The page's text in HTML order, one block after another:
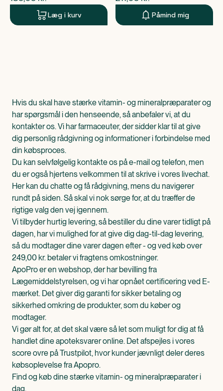
Læg i kurv Påmind mig
Hvis du skal have stærke vitamin- og mineralpræparater og
har spørgsmål i den henseende, så anbefaler vi, at du
kontakter os. Vi har farmaceuter, der sidder klar til at give
dig personlig rådgivning og informationer i forbindelse med
din købsproces.
Du kan selvfølgelig kontakte os på e-mail og telefon, men
du er også hjertens velkommen til at skrive i vores livechat.
Her kan du chatte og få rådgivning, mens du navigerer
rundt på siden. Så skal vi nok sørge for, at du træffer de
rigtige valg den vej igennem.
Vi tilbyder hurtig levering, så bestiller du dine varer tidligt på
dagen, har vi mulighed for at give dig dag-til-dag levering,
så du modtager dine varer dagen efter - og ved køb over
249,00 kr. betaler vi fragtens omkostninger.
ApoPro er en webshop, der har bevilling fra
Lægemiddelstyrelsen, og vi har opnået certificering ved E-
mærket. Det giver dig garanti for sikker betaling og
sikkerhed omkring de produkter, som du køber og
modtager.
Vi gør alt for, at det skal være så let som muligt for dig at få
handlet dine apoteksvarer online. Det afspejles i vores
score ovre på Trustpilot, hvor kunder jævnligt deler deres
købsoplevelse fra Apopro.
Find og køb dine stærke vitamin- og mineralpræparater i
dag.